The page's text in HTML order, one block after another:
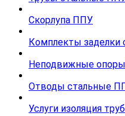
Скорлупа ППУ
Комплекты
Неподвижные
Отводы стальные
Услуги изоляция